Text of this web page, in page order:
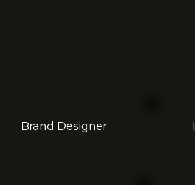
Brand Designer